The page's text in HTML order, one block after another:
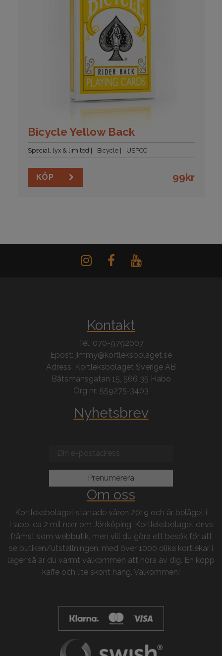
Bicycle Yellow Back
Special, lyx & limited Bicycle USPCC
KÖP 99kr
Kontakt
Tel: 070-9792007
Epost: jimmy@kortleksbolaget.se
Adress: Kortleksbolaget Sverige AB
Båtsmansgatan 15, 566 35 Habo
Org nr: 559275-3403
Nyhetsbrev
Om oss
Kortleksbolaget startade våren 2019 och är beläget i
Habo, ca 2 mil norr om Jönköping. Kortleksbolaget drivs
främst som webbutik, men vill du göra ett besök för att
se butiken/utställningen, med över 1000 olika kortlekar i
lager så är du varmt välkommen att höra av dig. En kopp
kaffe och lite skönt häng. Välkommen!